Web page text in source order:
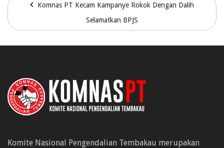
Komnas PT Kecam Kampanye Rokok Dengan Dalih
Selamatkan BPJS
Komite Nasional Pengendalian Tembakau merupakan